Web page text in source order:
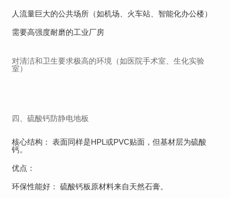
人流量巨大的公共场所（如机场、火车站、智能化办公楼）
需要高强度耐磨的工业厂房
对清洁和卫生要求极高的环境（如医院手术室、生化实验
室）
四、硫酸钙防静电地板
核心结构： 表面同样是HPL或PVC贴面，但基材层为硫酸
钙。
优点：
环保性能好： 硫酸钙板原材料来自天然石膏。